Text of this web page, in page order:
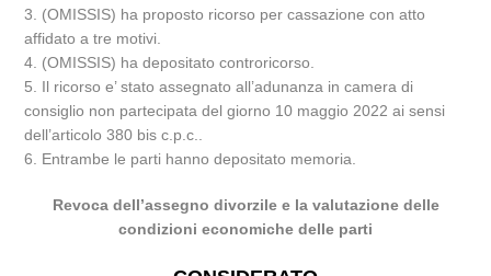
3. (OMISSIS) ha proposto ricorso per cassazione con atto
affidato a tre motivi.
4. (OMISSIS) ha depositato controricorso.
5. Il ricorso e’ stato assegnato all’adunanza in camera di
consiglio non partecipata del giorno 10 maggio 2022 ai sensi
dell’articolo 380 bis c.p.c..
6. Entrambe le parti hanno depositato memoria.
Revoca dell’assegno divorzile e la valutazione delle
condizioni economiche delle parti